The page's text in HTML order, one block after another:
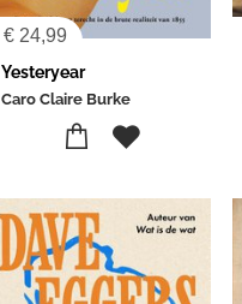
€24,99
Yesteryear
Caro Claire Burke